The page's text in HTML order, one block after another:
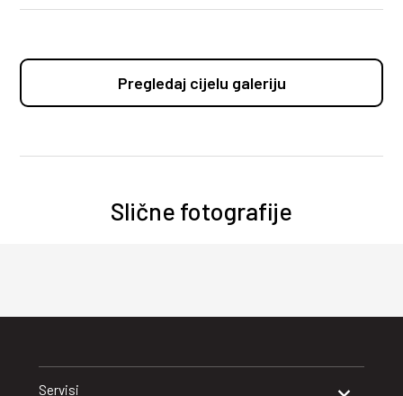
Pregledaj cijelu galeriju
Slične fotografije
Servisi